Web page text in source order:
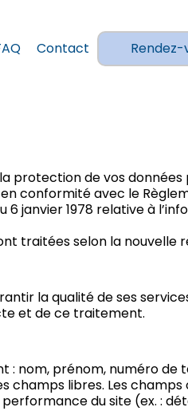
Contact Rendez-
protection de vos
conformité avec le
6 janvier 1978 relative à
traitées selon la nouvelle
la qualité de ses
et de ce traitement.
nom, prénom, numéro de
libres. Les
du site (ex. :